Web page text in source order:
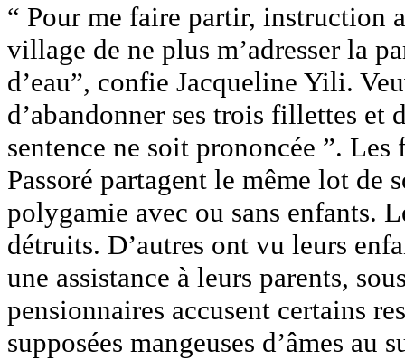
“ Pour me faire partir, instruction
village de ne plus m’adresser la
d’eau”, confie Jacqueline Yili.
d’abandonner ses trois fillettes
sentence ne soit prononcée ”. Les
Passoré partagent le même lot de
polygamie avec ou sans enfants.
détruits. D’autres ont vu leurs
une assistance à leurs parents,
pensionnaires accusent certains
supposées mangeuses d’âmes au